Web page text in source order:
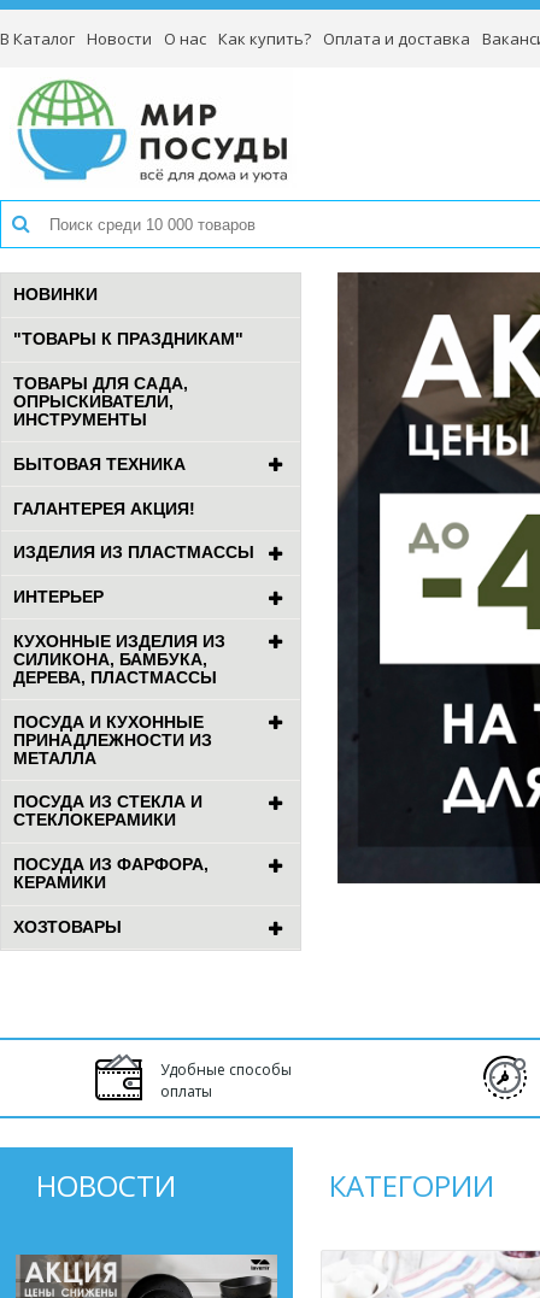
В Каталог Новости О нас Как купить? Оплата и доставка
НОВИНКИ
"ТОВАРЫ К ПРАЗДНИКАМ"
ТОВАРЫ ДЛЯ САДА,
ОПРЫСКИВАТЕЛИ,
ИНСТРУМЕНТЫ
БЫТОВАЯ ТЕХНИКА
ГАЛАНТЕРЕЯ АКЦИЯ!
ИЗДЕЛИЯ ИЗ ПЛАСТМАССЫ
ИНТЕРЬЕР
КУХОННЫЕ ИЗДЕЛИЯ ИЗ
СИЛИКОНА, БАМБУКА,
ДЕРЕВА, ПЛАСТМАССЫ
ПОСУДА И КУХОННЫЕ
ПРИНАДЛЕЖНОСТИ ИЗ
МЕТАЛЛА
ПОСУДА ИЗ СТЕКЛА И
СТЕКЛОКЕРАМИКИ
ПОСУДА ИЗ ФАРФОРА,
КЕРАМИКИ
ХОЗТОВАРЫ
Удобные способы
оплаты
НОВОСТИ КАТЕГОРИИ